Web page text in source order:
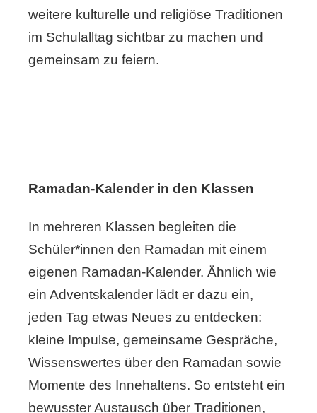
weitere kulturelle und religiöse Traditionen
im Schulalltag sichtbar zu machen und
gemeinsam zu feiern.
Ramadan-Kalender in den Klassen
In mehreren Klassen begleiten die
Schüler*innen den Ramadan mit einem
eigenen Ramadan-Kalender. Ähnlich wie
ein Adventskalender lädt er dazu ein,
jeden Tag etwas Neues zu entdecken:
kleine Impulse, gemeinsame Gespräche,
Wissenswertes über den Ramadan sowie
Momente des Innehaltens. So entsteht ein
bewusster Austausch über Traditionen,